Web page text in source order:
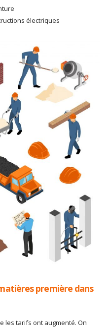
électriques
première dans
les tarifs ont augmenté. On